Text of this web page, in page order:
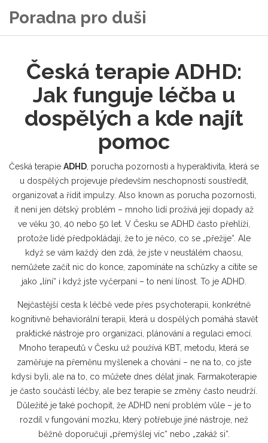
Poradna pro duši
Česká terapie ADHD:
Jak funguje léčba u
dospělých a kde najít
pomoc
Česká terapie ADHD porucha pozornosti a hyperaktivita, která se
u dospělých projevuje především neschopností soustředit,
organizovat a řídit impulzy. Also known as porucha pozornosti
it není jen dětský problém – mnoho lidí prožívá její dopady až
ve věku 30, 40 nebo 50 let V Česku se ADHD často přehlíží,
protože lidé předpokládají, že to je něco, co se „přežije“. Ale
když se vám každý den zdá, že jste v neustálém chaosu,
nemůžete začít nic do konce, zapomínáte na schůzky a cítíte se
jako „líní“ i když jste vyčerpaní – to není línost. To je ADHD.
Nejčastější cesta k léčbě vede přes psychoterapii
konkrétně
kognitivně behaviorální terapii, která u dospělých pomáhá stavět
praktické nástroje pro organizaci, plánování a regulaci emocí.
Mnoho terapeutů v Česku už používá KBT, metodu, která se
zaměřuje na přeměnu myšlenek a chování – ne na to, co jste
kdysi byli, ale na to, co můžete dnes dělat jinak Farmakoterapie
je často součástí léčby, ale bez terapie se změny často neudrží.
Důležité je také pochopit, že ADHD není problém vůle – je to
rozdíl v fungování mozku, který potřebuje jiné nástroje, než
běžně doporučují „přemýšlej víc“ nebo „zakáž si“.